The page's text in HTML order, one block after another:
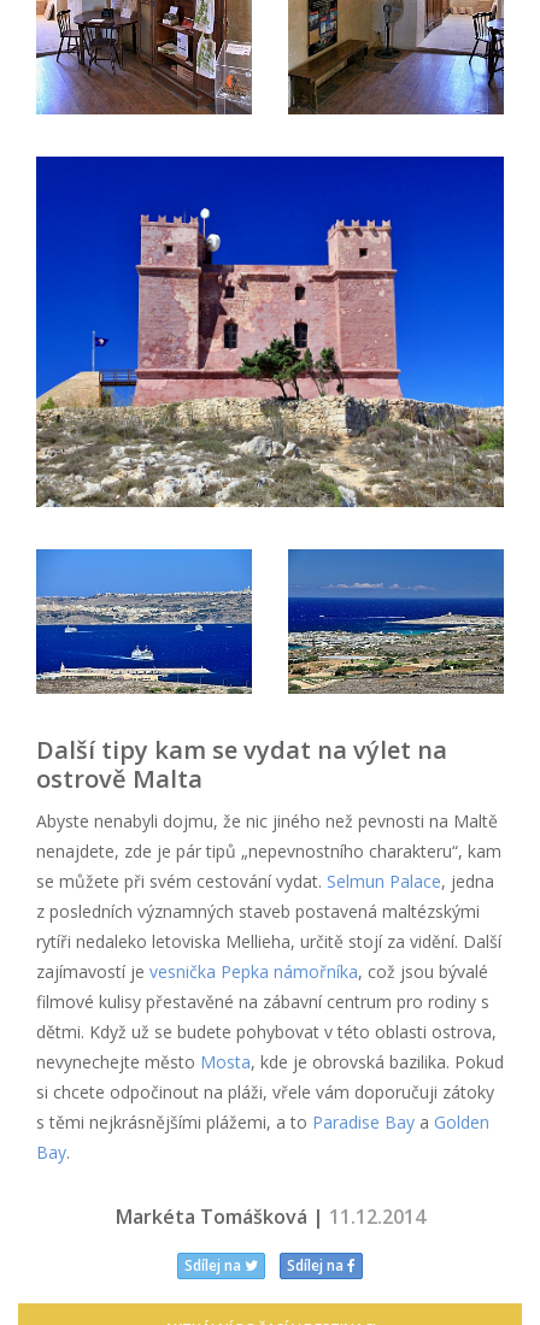
Další tipy kam se vydat na výlet na
ostrově Malta
Abyste nenabyli dojmu, že nic jiného než pevnosti na Maltě
nenajdete, zde je pár tipů „nepevnostního charakteru“, kam
se můžete při svém cestování vydat. Selmun Palace, jedna
z posledních významných staveb postavená maltézskými
rytíři nedaleko letoviska Mellieha, určitě stojí za vidění. Další
zajímavostí je vesnička Pepka námořníka, což jsou bývalé
filmové kulisy přestavěné na zábavní centrum pro rodiny s
dětmi. Když už se budete pohybovat v této oblasti ostrova,
nevynechejte město Mosta, kde je obrovská bazilika. Pokud
si chcete odpočinout na pláži, vřele vám doporučuji zátoky
s těmi nejkrásnějšími plážemi, a to Paradise Bay a Golden
Bay.
Markéta Tomášková | 11.12.2014
Sdílej na Sdílej na